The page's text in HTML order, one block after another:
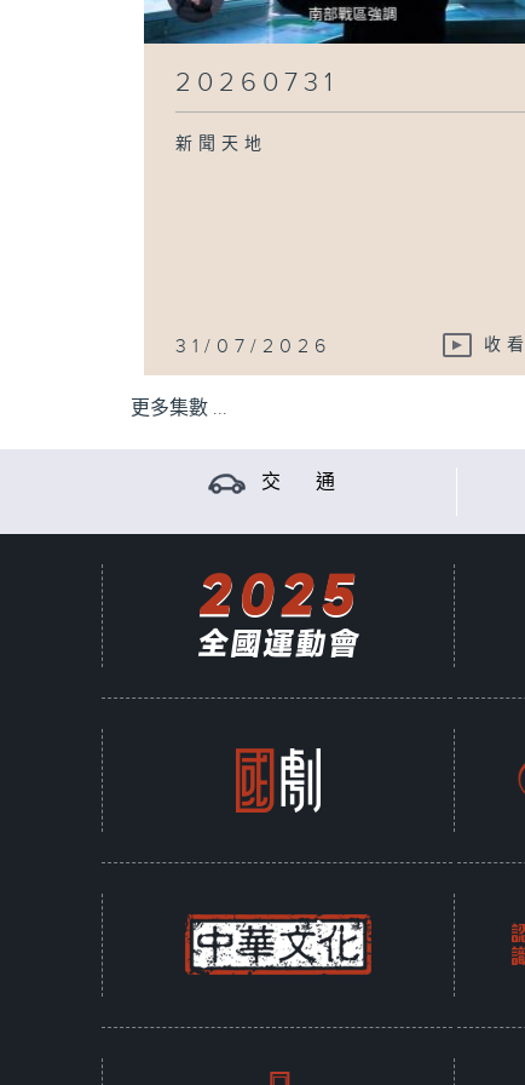
20260731
新聞天地
31/07/2026 收看
更多集數 ...
交 通